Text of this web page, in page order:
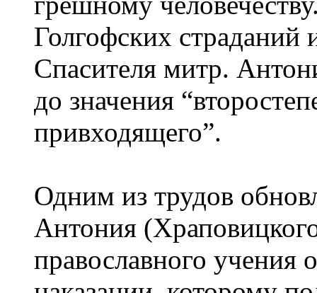
Голгофских страданий
Спасителя митр.
до значения
привходящего”.
Одним из трудов
Антония
православного учения